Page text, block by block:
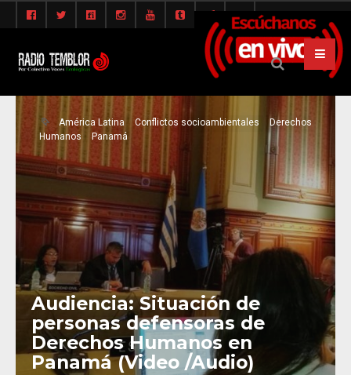
América Latina Conflictos socioambientales
Derechos
Humanos
Panamá
Audiencia: Situación de
personas defensoras de
Derechos Humanos en
Panamá (Video /Audio)